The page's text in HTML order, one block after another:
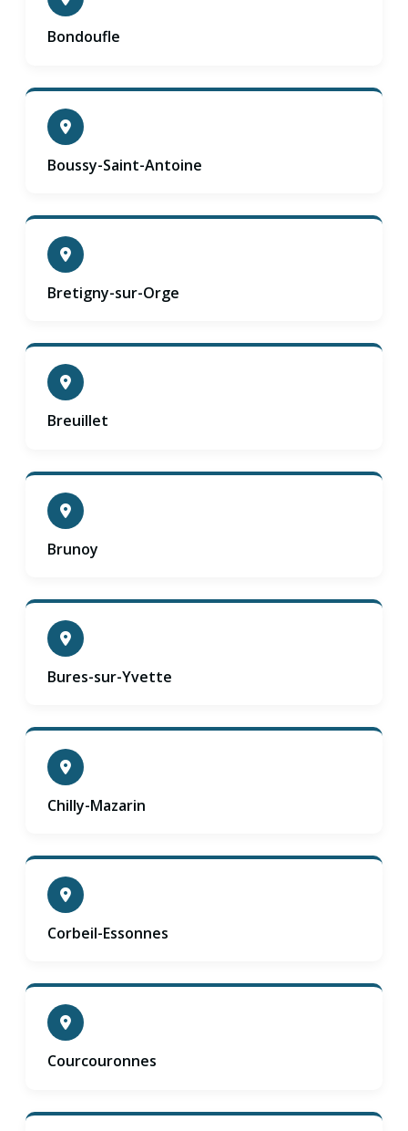
Bondoufle
Boussy-Saint-Antoine
Bretigny-sur-Orge
Breuillet
Brunoy
Bures-sur-Yvette
Chilly-Mazarin
Corbeil-Essonnes
Courcouronnes